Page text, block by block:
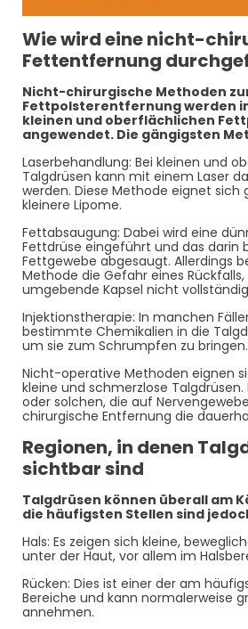
Wie wird eine nicht-
Fettentfernung
Nicht-chirurgische Methoden
Fettpolsterentfernung werden
kleinen und oberflächlichen
angewendet. Die gängigsten
Laserbehandlung: Bei kleinen und
Talgdrüsen kann mit einem Laser
werden. Diese Methode eignet sich
kleinere Lipome.
Fettabsaugung: Dabei wird eine
Fettdrüse eingeführt und das darin
Fettgewebe abgesaugt. Allerdings
Methode die Gefahr eines
umgebende Kapsel nicht
Injektionstherapie: In manchen
bestimmte Chemikalien in die
um sie zum Schrumpfen zu bringen.
Nicht-operative Methoden eignen
kleine und schmerzlose
oder solchen, die auf
chirurgische Entfernung die
Regionen, in denen
sichtbar sind
Talgdrüsen können überall am
die häufigsten Stellen sind
Hals: Es zeigen sich kleine,
unter der Haut, vor allem im
Rücken: Dies ist einer der am
Bereiche und kann normalerweise
annehmen.